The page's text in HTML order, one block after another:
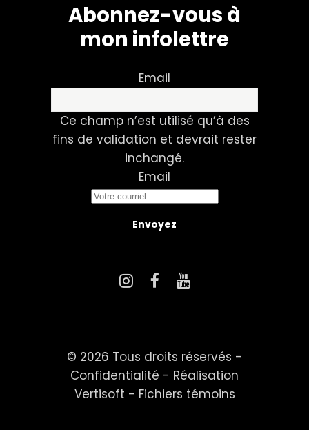
Abonnez-vous à
mon infolettre
Email
Ce champ n’est utilisé qu’à des
fins de validation et devrait rester
inchangé.
Email
© 2026 Tous droits réservés -
Confidentialité - Réalisation
Vertisoft - Fichiers témoins